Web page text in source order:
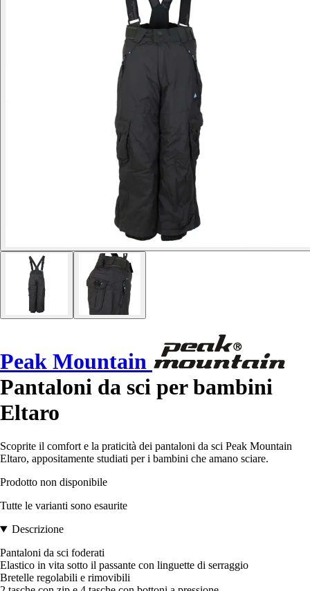
Peak Mountain
Pantaloni da sci per bambini
Eltaro
Scoprite il comfort e la praticità dei pantaloni da sci Peak Mountain
Eltaro, appositamente studiati per i bambini che amano sciare.
Prodotto non disponibile
Tutte le varianti sono esaurite
Descrizione
Pantaloni da sci foderati
Elastico in vita sotto il passante con linguette di serraggio
Bretelle regolabili e rimovibili